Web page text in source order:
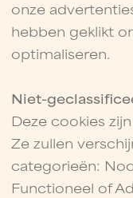
onze
hebben geklikt
optimaliseren.
Niet-
Deze cookies
Ze zullen
categorieën:
Functioneel of